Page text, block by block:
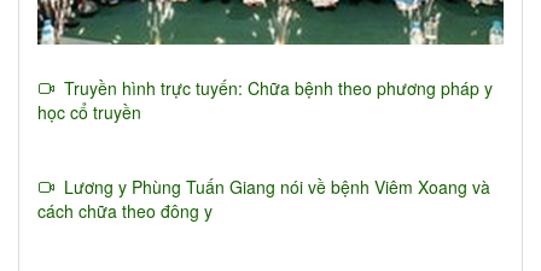
Truyền hình trực tuyến: Chữa bệnh theo phương pháp y
học cổ truyền
Lương y Phùng Tuấn Giang nói về bệnh Viêm Xoang và
cách chữa theo đông y